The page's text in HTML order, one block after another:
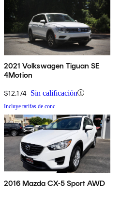
2021 Volkswagen Tiguan SE
4Motion
$12,174 Sin calificación
Incluye tarifas de conc.
2016 Mazda CX-5 Sport AWD